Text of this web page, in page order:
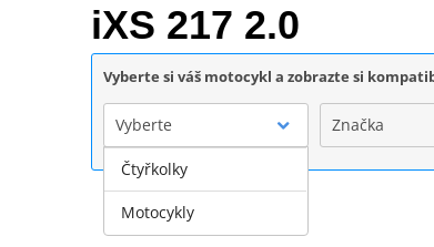
iXS 217 2.0
Vyberte si váš motocykl a zobrazte si
Vyberte Značka
Čtyřkolky
Motocykly